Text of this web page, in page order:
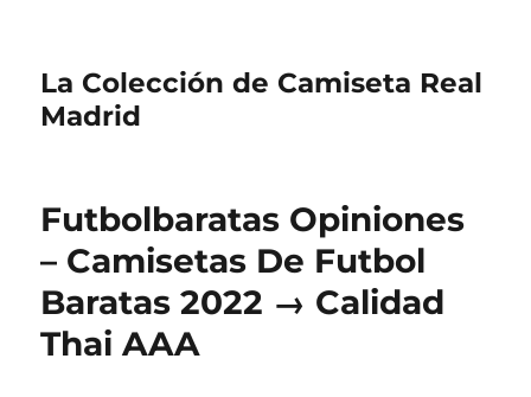
La Colección de Camiseta Real
Madrid
Futbolbaratas Opiniones
– Camisetas De Futbol
Baratas 2022 → Calidad
Thai AAA